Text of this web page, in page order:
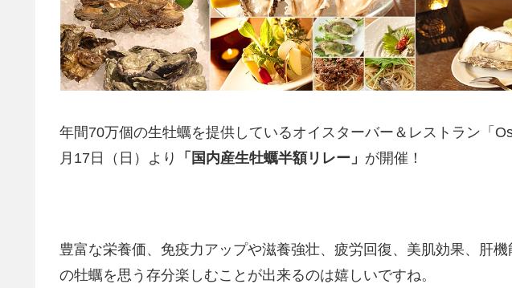
年間70万個の生牡蠣を提供しているオイスターバー＆レストラン「
月17日（日）より
「国内産生牡蠣半額リレー」 が開催！
豊富な栄養価、免疫力アップや滋養強壮、疲労回復、美肌効果、肝
の牡蠣を思う存分楽しむことが出来るのは嬉しいですね。